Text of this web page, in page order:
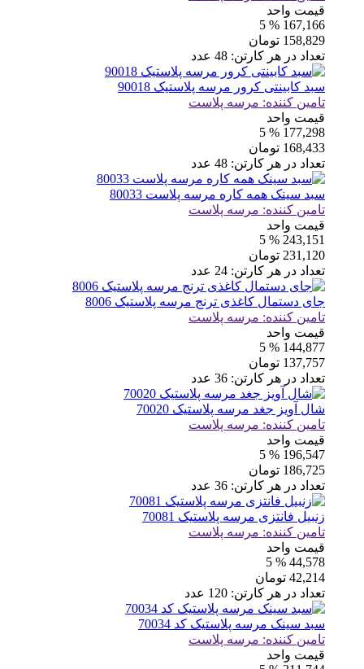
قیمت واحد
167,166
% 5
158,829 تومان
تعداد در هر کارتن: 48 عدد
سبد کابینتی کرور مرسه پلاستیک 90018
تامین کننده: مرسه پلاست
قیمت واحد
177,298
% 5
168,433 تومان
تعداد در هر کارتن: 48 عدد
سبد سینک همه کاره مرسه پلاست 80033
تامین کننده: مرسه پلاست
قیمت واحد
243,151
% 5
231,120 تومان
تعداد در هر کارتن: 24 عدد
جای دستمال کاغذی ترنج مرسه پلاستیک 8006
تامین کننده: مرسه پلاست
قیمت واحد
144,877
% 5
137,757 تومان
تعداد در هر کارتن: 36 عدد
شال آویز جغد مرسه پلاستیک 70020
تامین کننده: مرسه پلاست
قیمت واحد
196,547
% 5
186,725 تومان
تعداد در هر کارتن: 36 عدد
زنبیل فانتزی مرسه پلاستیک 70081
تامین کننده: مرسه پلاست
قیمت واحد
44,578
% 5
42,214 تومان
تعداد در هر کارتن: 120 عدد
سبد سینک مرسه پلاستیک کد 70034
تامین کننده: مرسه پلاست
قیمت واحد